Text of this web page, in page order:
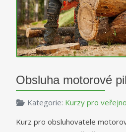
Obsluha motorové
Kategorie: Kurzy pro
Kurz pro obsluhovatele